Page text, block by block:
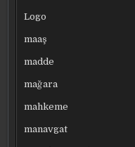
Logo
maaş
madde
mağara
mahkeme
manavgat